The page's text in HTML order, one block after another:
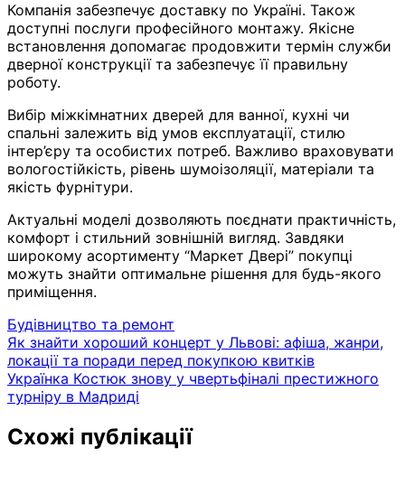
Компанія забезпечує доставку по Україні. Також
доступні послуги професійного монтажу. Якісне
встановлення допомагає продовжити термін служби
дверної конструкції та забезпечує її правильну
роботу.
Вибір міжкімнатних дверей для ванної, кухні чи
спальні залежить від умов експлуатації, стилю
інтер’єру та особистих потреб. Важливо враховувати
вологостійкість, рівень шумоізоляції, матеріали та
якість фурнітури.
Актуальні моделі дозволяють поєднати практичність,
комфорт і стильний зовнішній вигляд. Завдяки
широкому асортименту “Маркет Двері” покупці
можуть знайти оптимальне рішення для будь-якого
приміщення.
Будівництво та ремонт
Навігація
записів
Як знайти хороший концерт у Львові: афіша, жанри,
локації та поради перед покупкою квитків
Українка Костюк знову у чвертьфіналі престижного
турніру в Мадриді
Схожі публікації